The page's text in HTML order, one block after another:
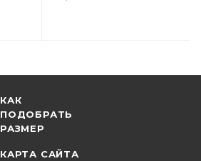
КАК
ПОДОБРАТЬ
РАЗМЕР
КАРТА САЙТА